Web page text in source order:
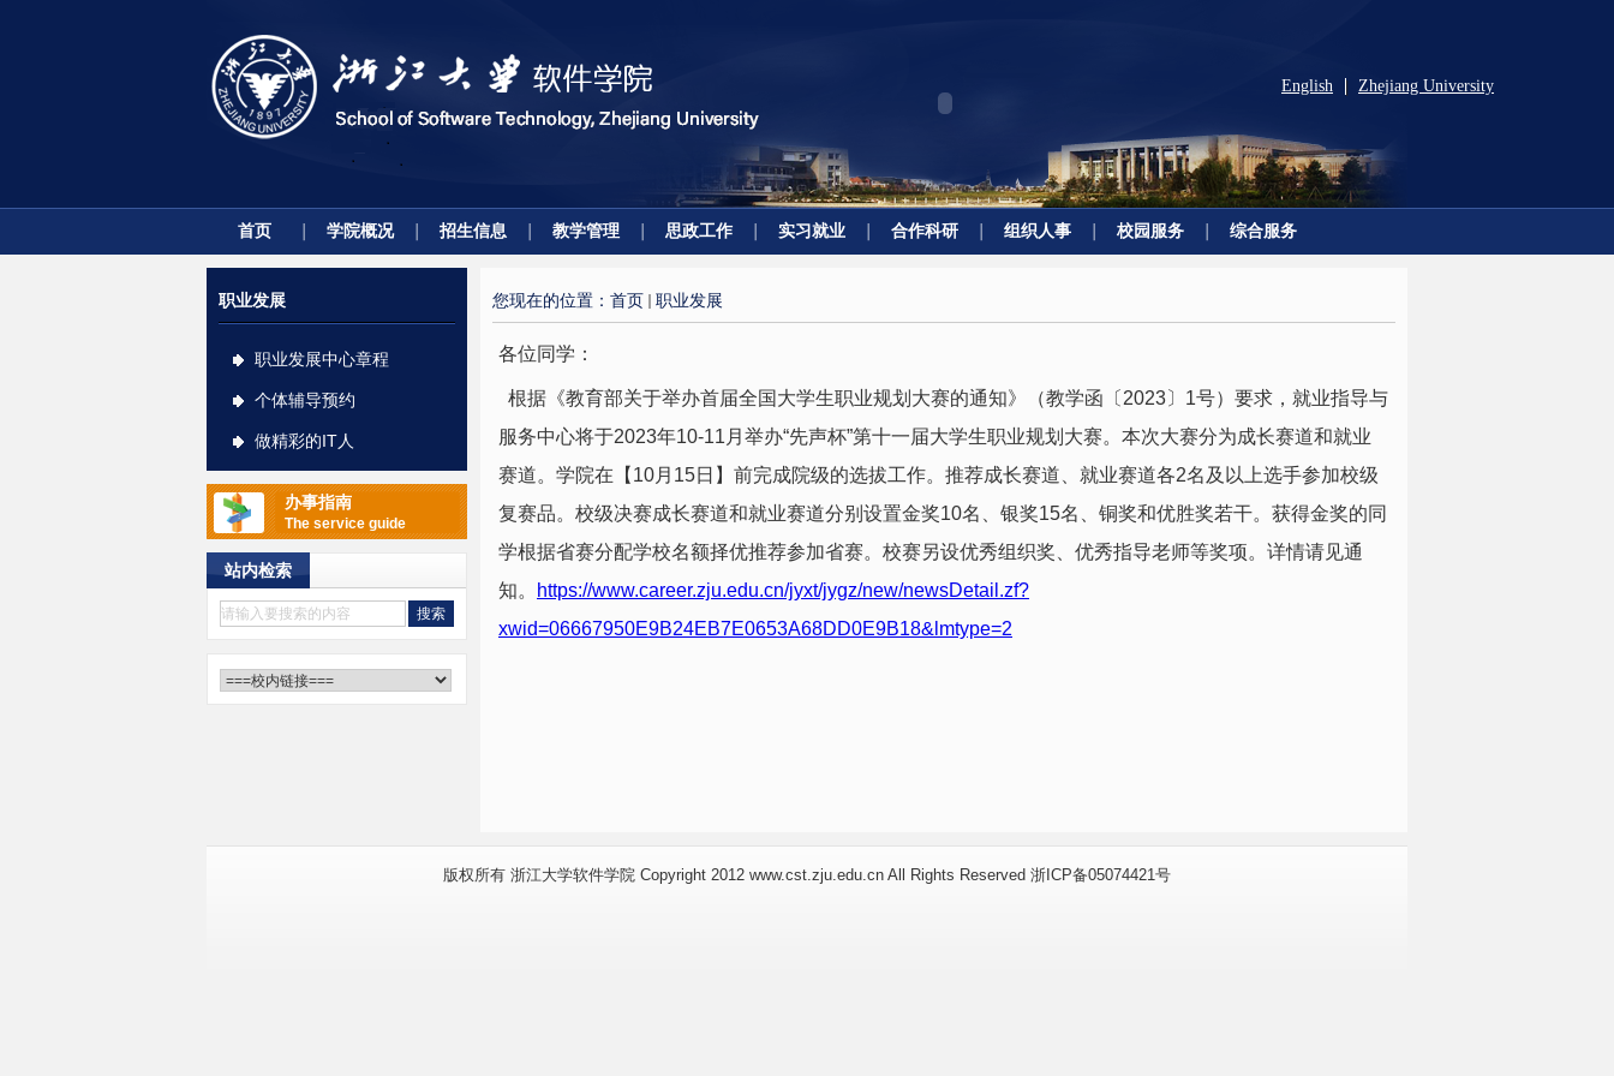
Zhejiang University
English
首页 学院概况 招生信息 教学管理 思政工作 实习就业 合作科研 组织人事 校园服务 综合服务
职业发展
职业发展中心章程
个体辅导预约
做精彩的IT人
办事指南
The service guide
站内检索
您现在的位置： 首页 职业发展
各位同学：
根据《教育部关于举办首届全国大学生职业规划大赛的通知》（教学函〔2023〕1号）要求，就业指导与
服务中心将于2023年10-11月举办“先声杯”第十一届大学生职业规划大赛。本次大赛分为成长赛道和就业
赛道。学院在【10月15日】前完成院级的选拔工作。推荐成长赛道、就业赛道各2名及以上选手参加校级
复赛品。校级决赛成长赛道和就业赛道分别设置金奖10名、银奖15名、铜奖和优胜奖若干。获得金奖的同
学根据省赛分配学校名额择优推荐参加省赛。校赛另设优秀组织奖、优秀指导老师等奖项。详情请见通
知。
https://www.career.zju.edu.cn/jyxt/jygz/new/newsDetail.zf?
xwid=06667950E9B24EB7E0653A68DD0E9B18&lmtype=2
版权所有 浙江大学软件学院 Copyright 2012 www.cst.zju.edu.cn All Rights Reserved 浙ICP备05074421号